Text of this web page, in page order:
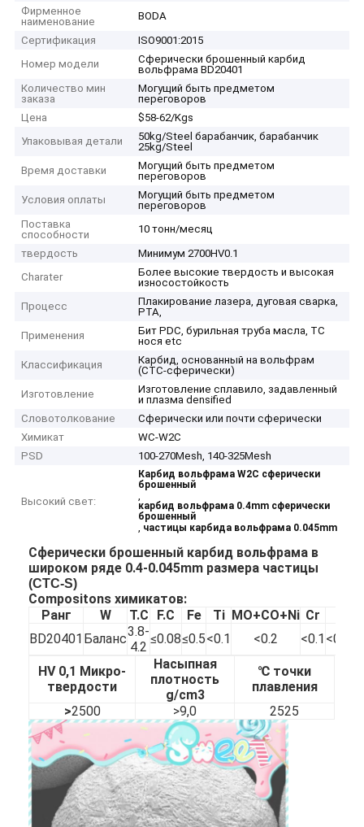
Фирменное
наименование
BODA
Сертификация
ISO9001:2015
Номер модели
Сферически брошенный карбид
вольфрама BD20401
Количество мин
заказа
Могущий быть предметом
переговоров
Цена
$58-62/Kgs
Упаковывая детали
50kg/Steel барабанчик, барабанчик
25kg/Steel
Время доставки
Могущий быть предметом
переговоров
Условия оплаты
Могущий быть предметом
переговоров
Поставка
способности
10 тонн/месяц
твердость
Минимум 2700HV0.1
Charater
Более высокие твердость и высокая
износостойкость
Процесс
Плакирование лазера, дуговая сварка,
PTA,
Применения
Бит PDC, бурильная труба масла, TC
нося etc
Классификация
Карбид, основанный на вольфрам
(CTC-сферически)
Изготовление
Изготовление сплавило, задавленный
и плазма densified
Словотолкование
Сферически или почти сферически
Химикат
WC-W2C
PSD
100-270Mesh, 140-325Mesh
Высокий свет:
Карбид вольфрама W2C сферически
брошенный
,
карбид вольфрама 0.4mm сферически
брошенный
, частицы карбида вольфрама 0.045mm
Сферически брошенный карбид вольфрама в
широком ряде 0.4-0.045mm размера частицы
(CTC-S)
Compositons химикатов:
Ранг
W T.C F.C Fe Ti MO+CO+Ni Cr
BD20401 Баланс3.8-
4.2
≤0.08≤0.5<0.1 <0.2 <0.1 <0.05
HV 0,1 Микро-
твердости
Насыпная
плотность
g/cm3
℃ точки
плавления
>2500 >9,0 2525